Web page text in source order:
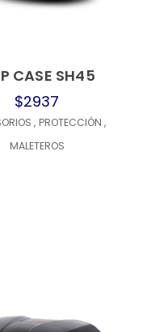
CASE SH45
$2937
, PROTECCIÓN,
MALETEROS